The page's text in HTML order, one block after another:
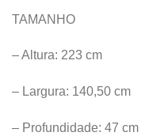
TAMANHO
– Altura: 223 cm
– Largura: 140,50 cm
– Profundidade: 47 cm